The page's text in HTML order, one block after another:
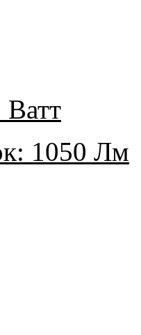
Ватт
1050 Лм